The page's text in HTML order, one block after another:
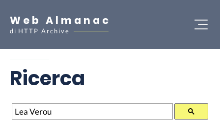
Web Almanac
di HTTP Archive
Ricerca
Ricerca